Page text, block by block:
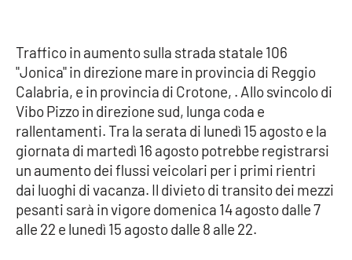
Cultura
Economia e Lavoro
Politica
Sanità
Società
Traffico in aumento sulla strada statale 106
"Jonica" in direzione mare in provincia di Reggio
Calabria, e in provincia di Crotone, . Allo svincolo di
Vibo Pizzo in direzione sud, lunga coda e
rallentamenti. Tra la serata di lunedì 15 agosto e la
giornata di martedì 16 agosto potrebbe registrarsi
un aumento dei flussi veicolari per i primi rientri
dai luoghi di vacanza. Il divieto di transito dei mezzi
pesanti sarà in vigore domenica 14 agosto dalle 7
alle 22 e lunedì 15 agosto dalle 8 alle 22.